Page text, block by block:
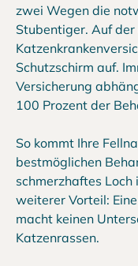
zwei Wegen die
Stubentiger. Auf
Schutzschirm auf.
Versicherung
100 Prozent der
So kommt Ihre
bestmöglichen
schmerzhaftes
weiterer Vorteil:
macht keinen
Katzenrassen.